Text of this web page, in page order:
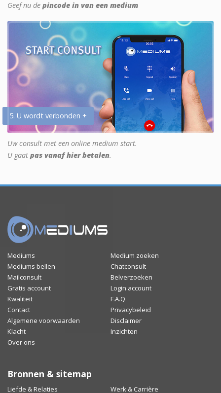
Geef nu de pincode in van een medium
5. U wordt verbonden +
Uw consult met een online medium start.
U gaat pas vanaf hier betalen.
Mediums
Medium zoeken
Mediums bellen
Chatconsult
Mailconsult
Belverzoeken
Gratis account
Login account
Kwaliteit
F.A.Q
Contact
Privacybeleid
Algemene voorwaarden
Disclaimer
Klacht
Inzichten
Over ons
Bronnen & sitemap
Liefde & Relaties Werk & Carrière